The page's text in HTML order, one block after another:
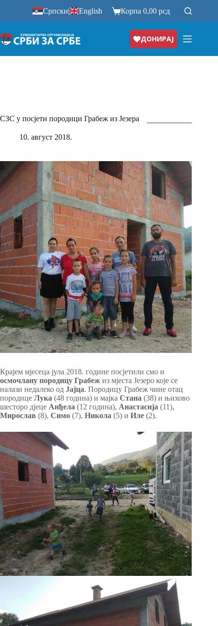
Српски| English Корпа0,00рсд
ДОНИРАЈ
СЗС у посјети породици Грабеж из Језера
10. август 2018.
Крајем мјесеца јула 2018. године посјетили смо и
осмочлану породицу Грабеж из мјеста Језеро које се
налази недалеко од Јајца. Породицу Грабеж чине отац
породице Лука (48 година) и мајка Стана (38) и њихово
шесторо дјеце Анђела (12 година), Анастасија (11),
Мирослав (8), Симо (7), Никола (5) и Иле (2).